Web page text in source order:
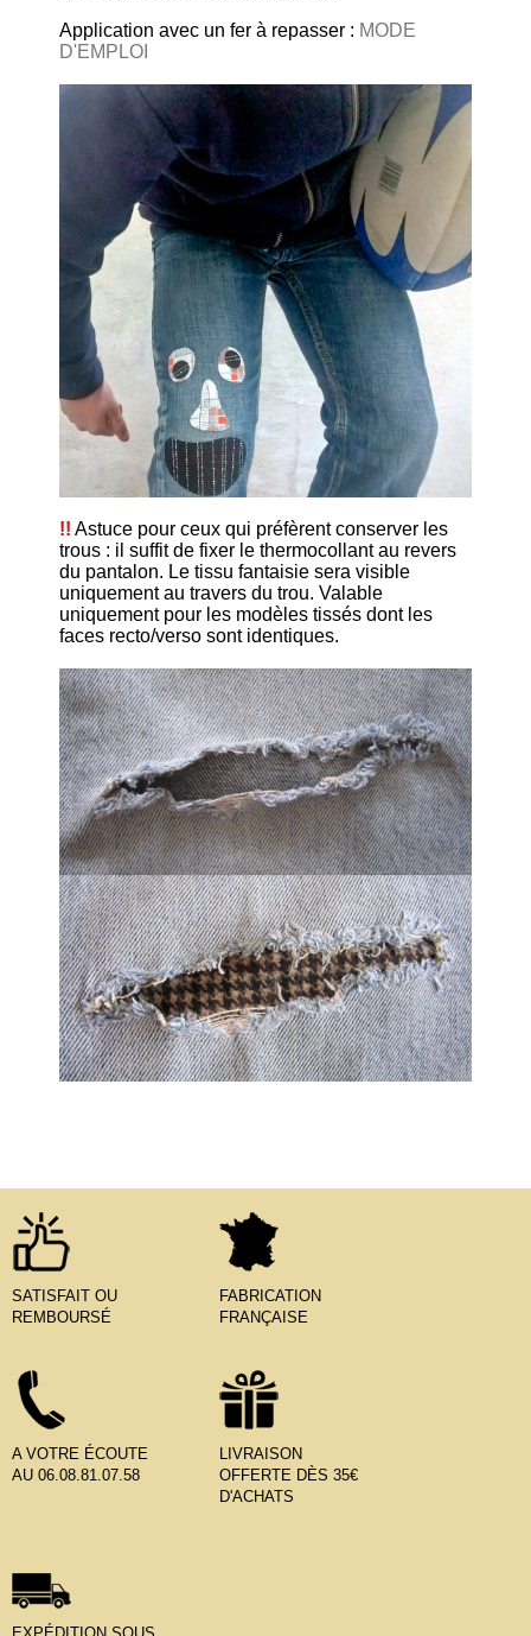
Application avec un fer à repasser : MODE
D'EMPLOI
!! Astuce pour ceux qui préfèrent conserver les
trous : il suffit de fixer le thermocollant au revers
du pantalon. Le tissu fantaisie sera visible
uniquement au travers du trou. Valable
uniquement pour les modèles tissés dont les
faces recto/verso sont identiques.
SATISFAIT OU
REMBOURSÉ
FABRICATION
FRANÇAISE
A VOTRE ÉCOUTE
AU 06.08.81.07.58
LIVRAISON
OFFERTE DÈS 35€
D'ACHATS